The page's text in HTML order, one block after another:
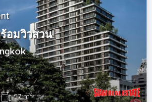
อมวิวสวน!
57 m2